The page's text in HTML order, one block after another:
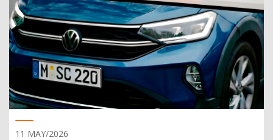
11 MAY/2026